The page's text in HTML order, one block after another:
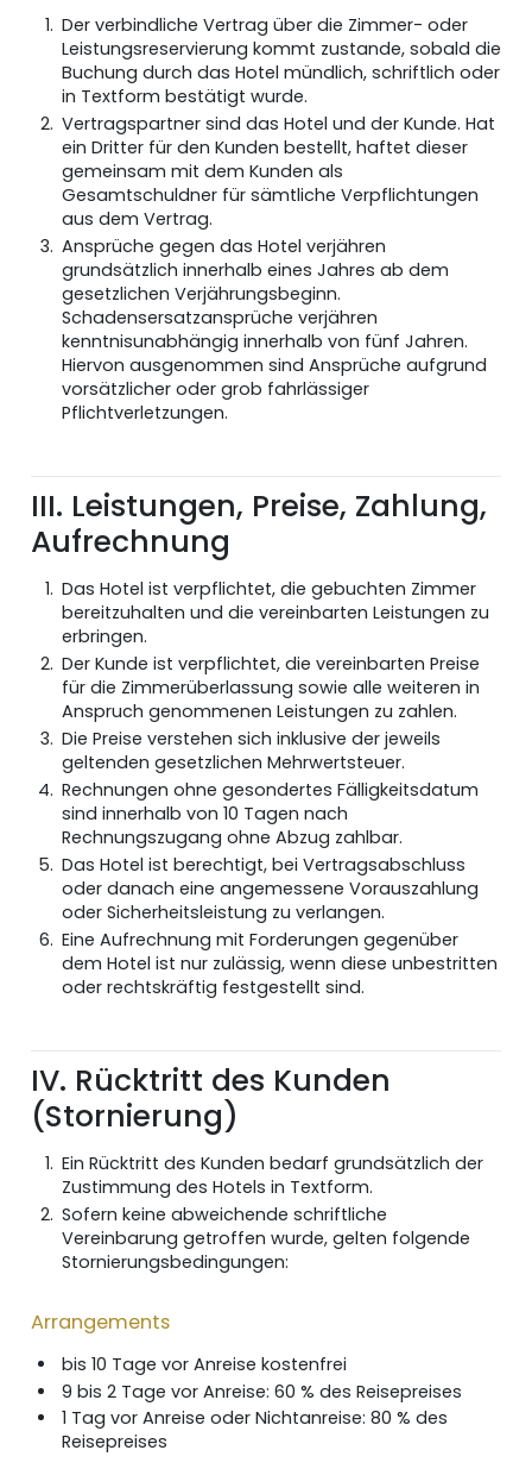
Der verbindliche Vertrag über die Zimmer- oder
Leistungsreservierung kommt zustande, sobald die
Buchung durch das Hotel mündlich, schriftlich oder
in Textform bestätigt wurde.
Vertragspartner sind das Hotel und der Kunde. Hat
ein Dritter für den Kunden bestellt, haftet dieser
gemeinsam mit dem Kunden als
Gesamtschuldner für sämtliche Verpflichtungen
aus dem Vertrag.
Ansprüche gegen das Hotel verjähren
grundsätzlich innerhalb eines Jahres ab dem
gesetzlichen Verjährungsbeginn.
Schadensersatzansprüche verjähren
kenntnisunabhängig innerhalb von fünf Jahren.
Hiervon ausgenommen sind Ansprüche aufgrund
vorsätzlicher oder grob fahrlässiger
Pflichtverletzungen.
III. Leistungen, Preise, Zahlung,
Aufrechnung
Das Hotel ist verpflichtet, die gebuchten Zimmer
bereitzuhalten und die vereinbarten Leistungen zu
erbringen.
Der Kunde ist verpflichtet, die vereinbarten Preise
für die Zimmerüberlassung sowie alle weiteren in
Anspruch genommenen Leistungen zu zahlen.
Die Preise verstehen sich inklusive der jeweils
geltenden gesetzlichen Mehrwertsteuer.
Rechnungen ohne gesondertes Fälligkeitsdatum
sind innerhalb von 10 Tagen nach
Rechnungszugang ohne Abzug zahlbar.
Das Hotel ist berechtigt, bei Vertragsabschluss
oder danach eine angemessene Vorauszahlung
oder Sicherheitsleistung zu verlangen.
Eine Aufrechnung mit Forderungen gegenüber
dem Hotel ist nur zulässig, wenn diese unbestritten
oder rechtskräftig festgestellt sind.
IV. Rücktritt des Kunden
(Stornierung)
Ein Rücktritt des Kunden bedarf grundsätzlich der
Zustimmung des Hotels in Textform.
Sofern keine abweichende schriftliche
Vereinbarung getroffen wurde, gelten folgende
Stornierungsbedingungen:
Arrangements
bis 10 Tage vor Anreise kostenfrei
9 bis 2 Tage vor Anreise: 60 % des Reisepreises
1 Tag vor Anreise oder Nichtanreise: 80 % des
Reisepreises